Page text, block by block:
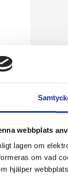
webbplats
lagen om
om vad
hjälper
Pulka med